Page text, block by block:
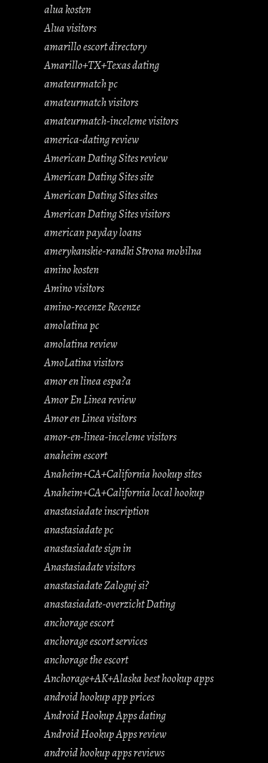
alua kosten
Alua visitors
amarillo escort directory
Amarillo+TX+Texas dating
amateurmatch pc
amateurmatch visitors
amateurmatch-inceleme visitors
america-dating review
American Dating Sites review
American Dating Sites site
American Dating Sites sites
American Dating Sites visitors
american payday loans
amerykanskie-randki Strona mobilna
amino kosten
Amino visitors
amino-recenze Recenze
amolatina pc
amolatina review
AmoLatina visitors
amor en linea espa?a
Amor En Linea review
Amor en Linea visitors
amor-en-linea-inceleme visitors
anaheim escort
Anaheim+CA+California hookup sites
Anaheim+CA+California local hookup
anastasiadate inscription
anastasiadate pc
anastasiadate sign in
Anastasiadate visitors
anastasiadate Zaloguj si?
anastasiadate-overzicht Dating
anchorage escort
anchorage escort services
anchorage the escort
Anchorage+AK+Alaska best hookup apps
android hookup app prices
Android Hookup Apps dating
Android Hookup Apps review
android hookup apps reviews